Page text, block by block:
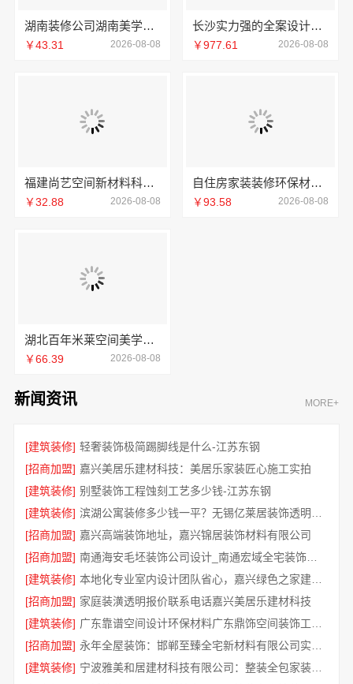
湖南装修公司湖南美学筑家建材老房翻新，湖南美学筑家建材焕新家
￥43.31 2026-08-08
长沙实力强的全案设计创益讯建筑，湖南创益讯建筑有限公司口碑
￥977.61 2026-08-08
福建尚艺空间新材料科技有限公司新房家庭装修硬装施工整体落地
￥32.88 2026-08-08
自住房家装装修环保材料_嘉兴美派建材科技有限公司
￥93.58 2026-08-08
湖北百年米莱空间美学装饰材料有限公司武汉高端家装口碑怎么样
￥66.39 2026-08-08
新闻资讯 MORE+
[建筑装修] 轻奢装饰极简踢脚线是什么-江苏东钢
[招商加盟] 嘉兴美居乐建材科技：美居乐家装匠心施工实拍
[建筑装修] 别墅装饰工程蚀刻工艺多少钱-江苏东钢
[建筑装修]
[招商加盟] 嘉兴高端装饰地址，嘉兴锦居装饰材料有限公司
[招商加盟]
南通海安毛坯装饰公司设计_南通宏域全宅装饰建材
[建筑装修]
本地化专业室内设计团队省心，嘉兴绿色之家建材科技
[招商加盟] 家庭装潢透明报价联系电话嘉兴美居乐建材科技
[建筑装修]
[招商加盟]
[建筑装修]
宁波雅美和居建材科技有限公司：整装全包家装设计厨卫改造